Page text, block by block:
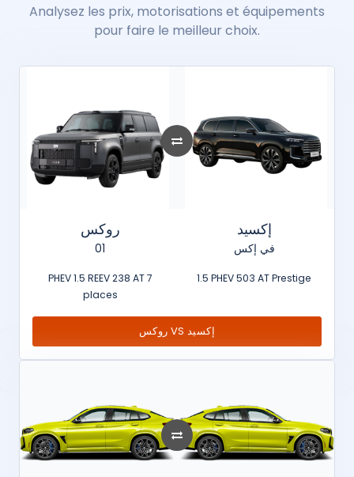
Analysez les prix, motorisations et équipements
pour faire le meilleur choix.
روكس
01
PHEV 1.5 REEV 238 AT 7
places
إكسيد
في إكس
1.5 PHEV 503 AT Prestige
روكس VS إكسيد